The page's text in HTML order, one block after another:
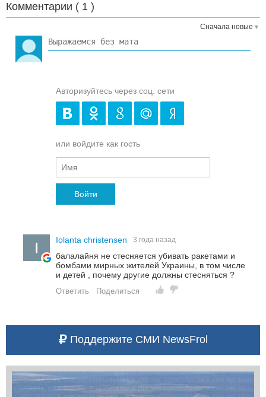
Комментарии ( 1 )
Сначала новые
Авторизуйтесь через соц. сети
или войдите как гость
Войти
Iolanta christensen 3 года назад
балалайня не стесняется убивать ракетами и
бомбами мирных жителей Украины, в том числе
и детей , почему другие должны стесняться ?
Ответить Поделиться
Поддержите СМИ NewsFrol